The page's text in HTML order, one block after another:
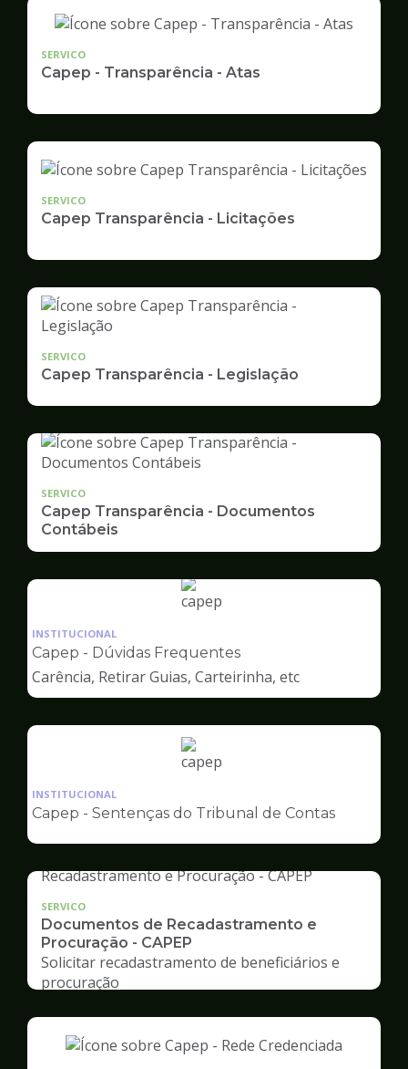
SERVICO
Capep - Transparência - Atas
SERVICO
Capep Transparência - Licitações
SERVICO
Capep Transparência - Legislação
SERVICO
Capep Transparência - Documentos
Contábeis
Ilustração
pagina
de
Capep
INSTITUCIONAL
Capep - Dúvidas Frequentes
Carência, Retirar Guias, Carteirinha, etc
Ilustração
pagina
Capep
INSTITUCIONAL
Capep - Sentenças do Tribunal de Contas
SERVICO
Documentos de Recadastramento e
Procuração - CAPEP
Solicitar recadastramento de beneficiários e
procuração